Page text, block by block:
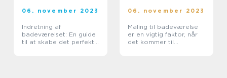
06. november 2023
Indretning af
badeværelset: En guide
til at skabe det perfekte
06. november 2023
Maling til badeværelse
er en vigtig faktor, når
det kommer til